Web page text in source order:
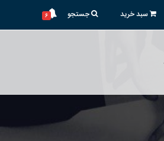
سبد خرید جستجو ۶